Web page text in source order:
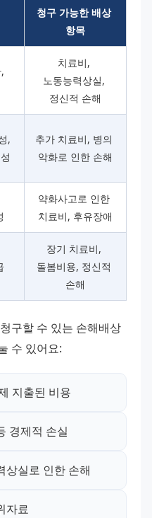
청구 가능한 배상
항목
치료비,
노동능력상실,
정신적 손해
,
추가 치료비, 병의
악화로 인한 손해
약화사고로 인한
치료비, 후유장애
장기 치료비,
돌봄비용, 정신적
손해
구할 수 있는 손해배상
수 있어요:
지출된 비용
경제적 손실
상실로 인한 손해
자료